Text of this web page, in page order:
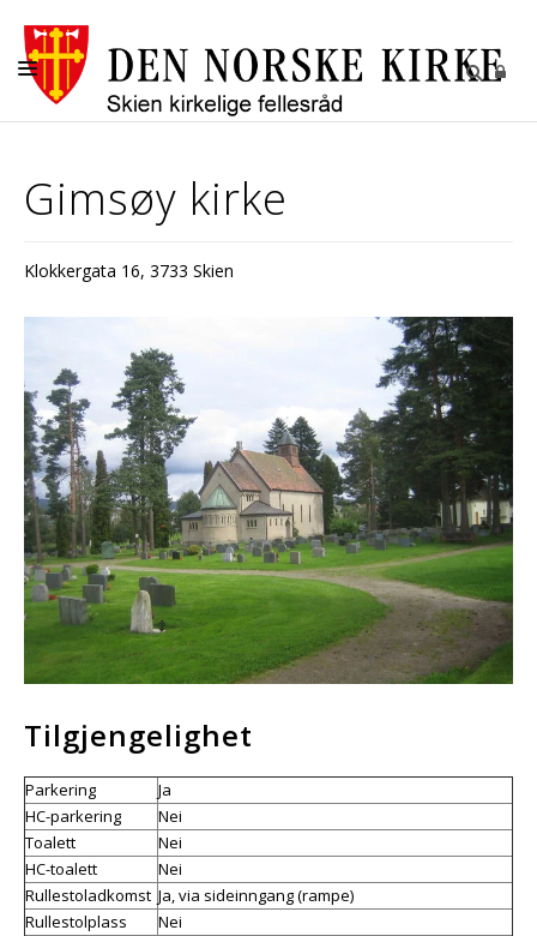
KIRKER
GRAVPLASSMYNDIGHETEN I SKIEN
Gimsøy kirke
Klokkergata 16, 3733 Skien
Tilgjengelighet
Parkering
Ja
HC-parkering
Nei
Toalett
Nei
HC-toalett
Nei
Rullestoladkomst Ja, via sideinngang (rampe)
Rullestolplass
Nei